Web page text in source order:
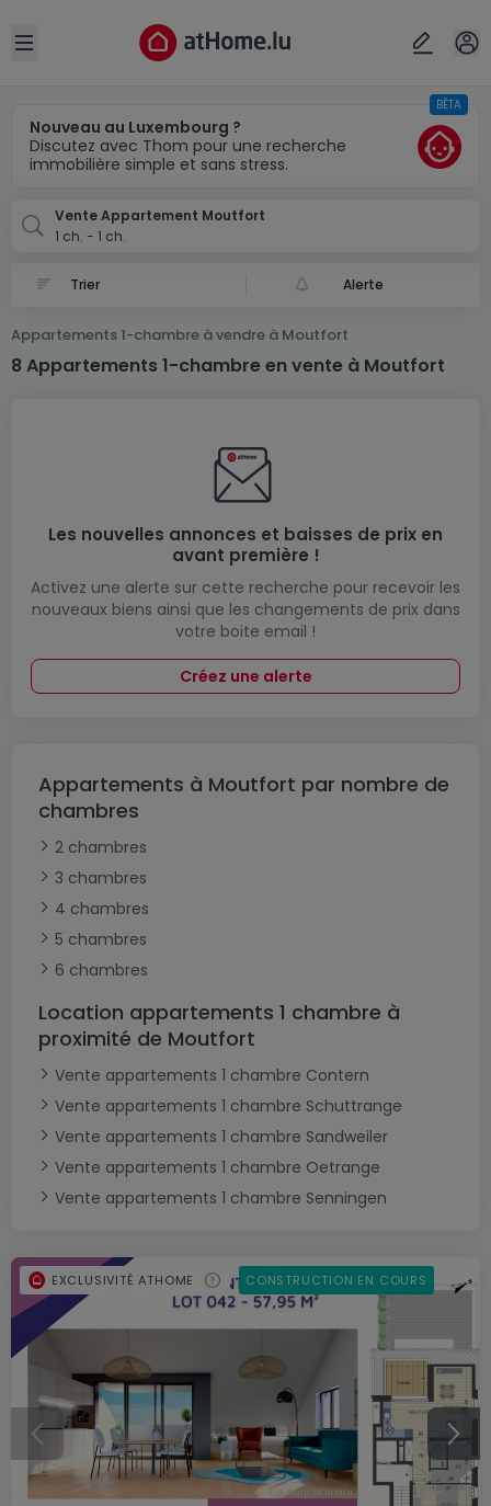
Open sidebar
Nouveau au Luxembourg ?
Discutez avec Thom pour une recherche
immobilière simple et sans stress.
BÊTA
Vente Appartement Moutfort
1 ch. - 1 ch.
Alerte
Appartements 1-chambre à vendre à Moutfort
8 Appartements 1-chambre en vente à Moutfort
Les nouvelles annonces et baisses de prix en
avant première !
Activez une alerte sur cette recherche pour recevoir les
nouveaux biens ainsi que les changements de prix dans
votre boite email !
Créez une alerte
Appartements à Moutfort par nombre de
chambres
2 chambres
3 chambres
4 chambres
5 chambres
6 chambres
Location appartements 1 chambre à
proximité de Moutfort
Vente appartements 1 chambre Contern
Vente appartements 1 chambre Schuttrange
Vente appartements 1 chambre Sandweiler
Vente appartements 1 chambre Oetrange
Vente appartements 1 chambre Senningen
EXCLUSIVITÉ ATHOME CONSTRUCTION EN COURS
Localité(s)
Annuler OK